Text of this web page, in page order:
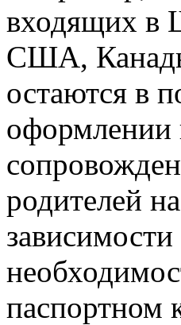
входящих в
США,
остаются в
оформлении
родителей
паспортном